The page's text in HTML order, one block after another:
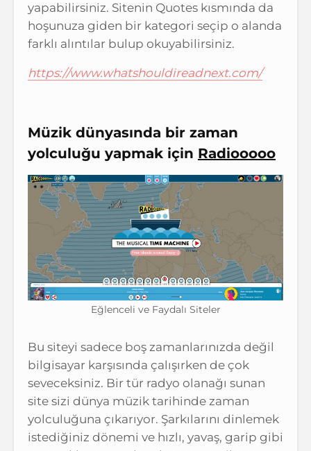
yapabilirsiniz. Sitenin Quotes kısmında da
hoşunuza giden bir kategori seçip o alanda
farklı alıntılar bulup okuyabilirsiniz.
https://www.whatshouldireadnext.com/
Müzik dünyasında bir zaman
yolculuğu yapmak için Radiooooo
Eğlenceli ve Faydalı Siteler
Bu siteyi sadece boş zamanlarınızda değil
bilgisayar karşısında çalışırken de çok
seveceksiniz. Bir tür radyo olanağı sunan
site sizi dünya müzik tarihinde zaman
yolculuğuna çıkarıyor. Şarkılarını dinlemek
istediğiniz dönemi ve hızlı, yavaş, garip gibi